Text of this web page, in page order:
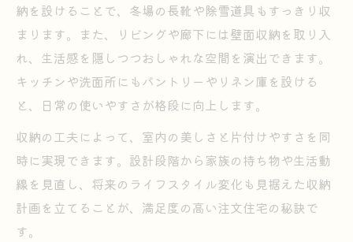
納を設けることで、冬場の長靴や除雪道具もすっきり収
まります。また、リビングや廊下には壁面収納を取り入
れ、生活感を隠しつつおしゃれな空間を演出できます。
キッチンや洗面所にもパントリーやリネン庫を設ける
と、日常の使いやすさが格段に向上します。
収納の工夫によって、室内の美しさと片付けやすさを同
時に実現できます。設計段階から家族の持ち物や生活動
線を見直し、将来のライフスタイル変化も見据えた収納
計画を立てることが、満足度の高い注文住宅の秘訣で
す。